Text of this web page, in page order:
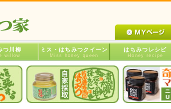
つ川柳
willow
ミス・はちみつクイーン
Miss honey queen
はちみつレシピ
Honey recipe